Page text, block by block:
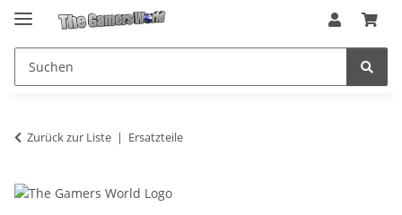
Zurück zur Liste Ersatzteile